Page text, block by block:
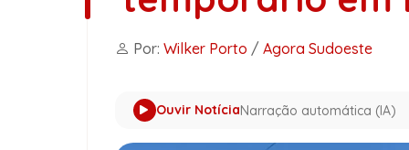
Por: Wilker Porto / Agora Sudoeste
Ouvir NotíciaNarração automática (IA)